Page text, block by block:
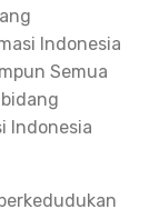
Indonesia
Semua
Indonesia